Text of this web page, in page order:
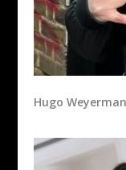
Hugo